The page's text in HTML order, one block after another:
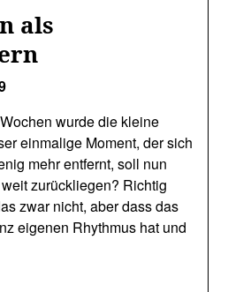
als
wurde die kleine
einmalige Moment, der sich
mehr entfernt, soll nun
zurückliegen? Richtig
zwar nicht, aber dass das
eigenen Rhythmus hat und